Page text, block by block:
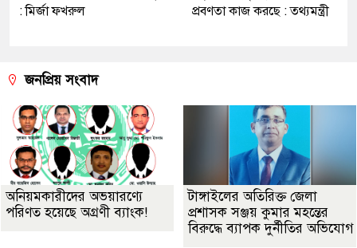
: মির্জা ফখরুল
প্রবণতা কাজ করছে : তথ্যমন্ত্রী
জনপ্রিয় সংবাদ
অনিয়মকারীদের অভয়ারণ্যে
পরিণত হয়েছে অগ্রণী ব্যাংক!
টাঙ্গাইলের অতিরিক্ত জেলা
প্রশাসক সঞ্জয় কুমার মহন্তের
বিরুদ্ধে ব্যাপক দুর্নীতির অভিযোগ